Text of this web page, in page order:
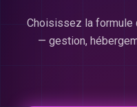
Choisissez la formule
— gestion,